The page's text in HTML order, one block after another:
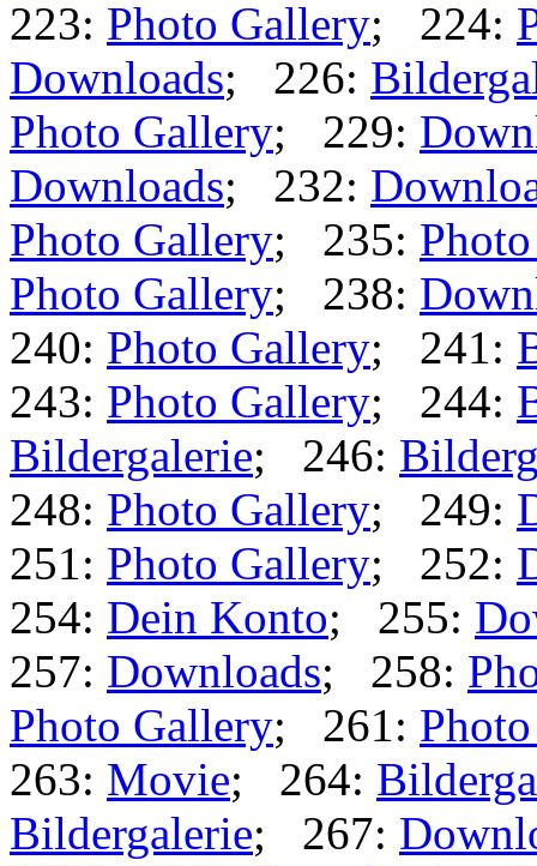
223: Photo Gallery; 224:
Downloads; 226:
Photo Gallery; 229:
Downloads; 232:
Photo Gallery; 235:
Photo Gallery; 238:
240: Photo Gallery; 241:
243: Photo Gallery; 244:
Bildergalerie; 246:
248: Photo Gallery; 249:
251: Photo Gallery; 252:
254: Dein Konto; 255:
257: Downloads; 258:
Photo Gallery; 261:
263: Movie; 264:
Bildergalerie; 267: